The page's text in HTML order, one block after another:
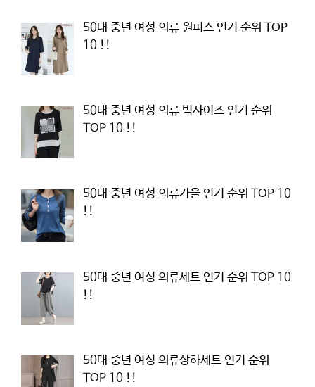
50대 중년 여성 의류 원피스 인기 순위 TOP
10 !!
50대 중년 여성 의류 빅사이즈 인기 순위
TOP 10 !!
50대 중년 여성 의류가을 인기 순위 TOP 10
!!
50대 중년 여성 의류세트 인기 순위 TOP 10
!!
50대 중년 여성 의류상하세트 인기 순위
TOP 10 !!